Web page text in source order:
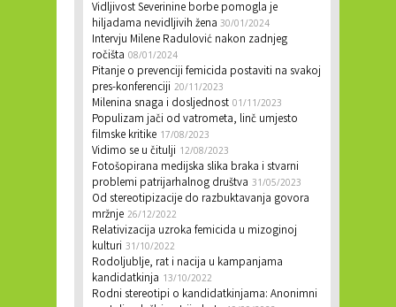
Vidljivost Severinine borbe pomogla je
hiljadama nevidljivih žena 30/01/2024
Intervju Milene Radulović nakon zadnjeg
ročišta 08/01/2024
Pitanje o prevenciji femicida postaviti na svakoj
pres-konferenciji 20/11/2023
Milenina snaga i dosljednost 01/11/2023
Populizam jači od vatrometa, linč umjesto
filmske kritike 17/08/2023
Vidimo se u čitulji 12/08/2023
Fotošopirana medijska slika braka i stvarni
problemi patrijarhalnog društva 31/05/2023
Od stereotipizacije do razbuktavanja govora
mržnje 26/12/2022
Relativizacija uzroka femicida u mizoginoj
kulturi 31/10/2022
Rodoljublje, rat i nacija u kampanjama
kandidatkinja 13/10/2022
Rodni stereotipi o kandidatkinjama: Anonimni